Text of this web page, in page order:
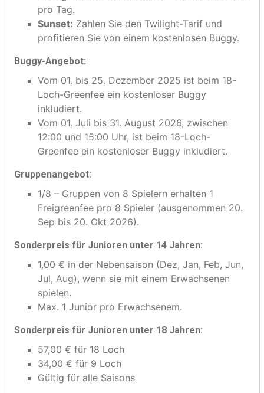
pro Tag.
Sunset: Zahlen Sie den Twilight-Tarif und
profitieren Sie von einem kostenlosen Buggy.
Buggy-Angebot:
Vom 01. bis 25. Dezember 2025 ist beim 18-
Loch-Greenfee ein kostenloser Buggy
inkludiert.
Vom 01. Juli bis 31. August 2026, zwischen
12:00 und 15:00 Uhr, ist beim 18-Loch-
Greenfee ein kostenloser Buggy inkludiert.
Gruppenangebot:
1/8 – Gruppen von 8 Spielern erhalten 1
Freigreenfee pro 8 Spieler (ausgenommen 20.
Sep bis 20. Okt 2026).
Sonderpreis für Junioren unter 14 Jahren:
1,00 € in der Nebensaison (Dez, Jan, Feb, Jun,
Jul, Aug), wenn sie mit einem Erwachsenen
spielen.
Max. 1 Junior pro Erwachsenem.
Sonderpreis für Junioren unter 18 Jahren:
57,00 € für 18 Loch
34,00 € für 9 Loch
Gültig für alle Saisons